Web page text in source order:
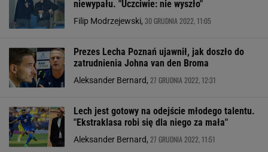
niewypału. "Uczciwie: nie wyszło"
Filip Modrzejewski, 30 GRUDNIA 2022, 11:05
Prezes Lecha Poznań ujawnił, jak doszło do
zatrudnienia Johna van den Broma
Aleksander Bernard, 27 GRUDNIA 2022, 12:31
Lech jest gotowy na odejście młodego talentu.
"Ekstraklasa robi się dla niego za mała"
Aleksander Bernard, 27 GRUDNIA 2022, 11:51